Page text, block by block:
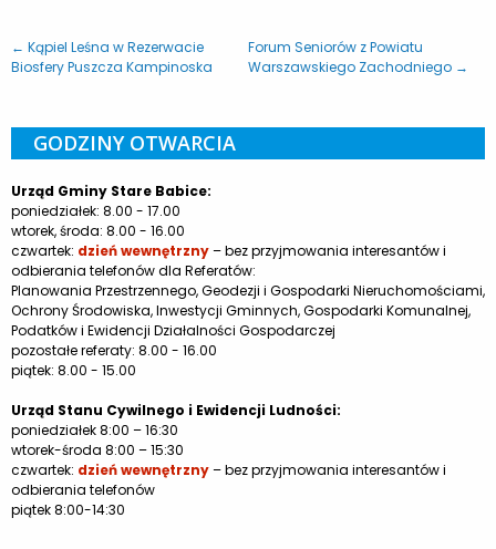
← Kąpiel Leśna w Rezerwacie
Biosfery Puszcza Kampinoska
Forum Seniorów z Powiatu
Warszawskiego Zachodniego →
GODZINY OTWARCIA
Urząd Gminy Stare Babice:
poniedziałek: 8.00 - 17.00
wtorek, środa: 8.00 - 16.00
czwartek: dzień wewnętrzny– bez przyjmowania interesantów i
odbierania telefonów dla Referatów:
Planowania Przestrzennego, Geodezji i Gospodarki Nieruchomościami,
Ochrony Środowiska, Inwestycji Gminnych, Gospodarki Komunalnej,
Podatków i Ewidencji Działalności Gospodarczej
pozostałe referaty: 8.00 - 16.00
piątek: 8.00 - 15.00
Urząd Stanu Cywilnego i Ewidencji Ludności:
poniedziałek 8:00 – 16:30
wtorek-środa 8:00 – 15:30
czwartek: dzień wewnętrzny– bez przyjmowania interesantów i
odbierania telefonów
piątek 8:00-14:30